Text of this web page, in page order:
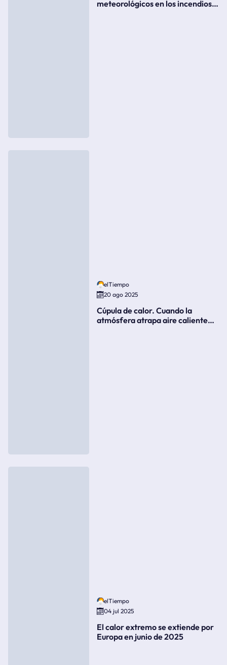
meteorológicos en los incendios
elTiempo
20 ago 2025
Cúpula de calor. Cuando la
atmósfera atrapa aire caliente
elTiempo
04 jul 2025
El calor extremo se extiende por
Europa en junio de 2025